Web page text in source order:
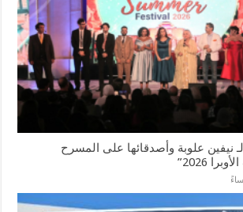
نيفين علوبة وأصدقائها على المسرح
2026”